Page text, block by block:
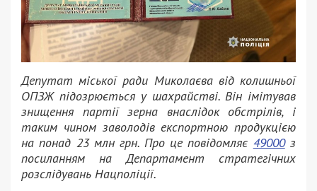
Депутат міської ради Миколаєва від колишньої
ОПЗЖ підозрюється у шахрайстві. Він імітував
знищення партії зерна внаслідок обстрілів, і
таким чином заволодів експортною продукцією
на понад 23 млн грн. Про це повідомляє 49000з
посиланням на Департамент стратегічних
розслідувань Нацполіції.